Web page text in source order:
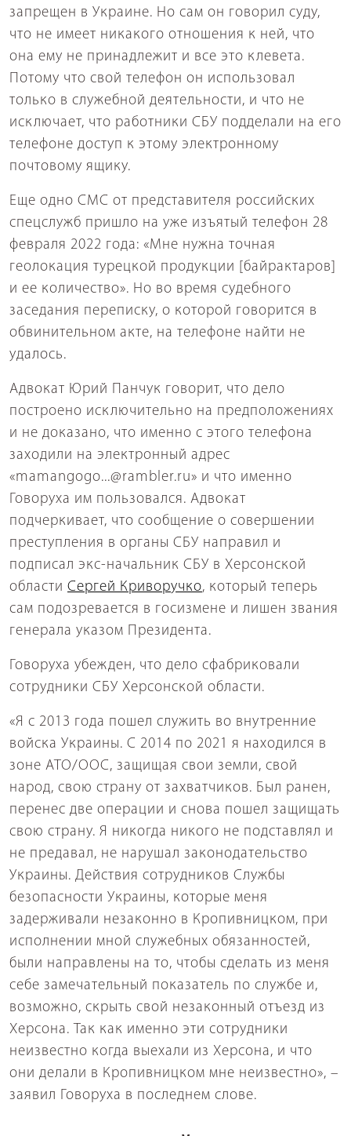
запрещен в Украине. Но сам он говорил суду,
что не имеет никакого отношения к ней, что
она ему не принадлежит и все это клевета.
Потому что свой телефон он использовал
только в служебной деятельности, и что не
исключает, что работники СБУ подделали на его
телефоне доступ к этому электронному
почтовому ящику.
Еще одно СМС от представителя российских
спецслужб пришло на уже изъятый телефон 28
февраля 2022 года: «Мне нужна точная
геолокация турецкой продукции [байрактаров]
и ее количество». Но во время судебного
заседания переписку, о которой говорится в
обвинительном акте, на телефоне найти не
удалось.
Адвокат Юрий Панчук говорит, что дело
построено исключительно на предположениях
и не доказано, что именно с этого телефона
заходили на электронный адрес
«mamangogo...@rambler.ru» и что именно
Говоруха им пользовался. Адвокат
подчеркивает, что сообщение о совершении
преступления в органы СБУ направил и
подписал экс-начальник СБУ в Херсонской
области Сергей Криворучко, который теперь
сам подозревается в госизмене и лишен звания
генерала указом Президента.
Говоруха убежден, что дело сфабриковали
сотрудники СБУ Херсонской области.
«Я с 2013 года пошел служить во внутренние
войска Украины. С 2014 по 2021 я находился в
зоне АТО/ООС, защищая свои земли, свой
народ, свою страну от захватчиков. Был ранен,
перенес две операции и снова пошел защищать
свою страну. Я никогда никого не подставлял и
не предавал, не нарушал законодательство
Украины. Действия сотрудников Службы
безопасности Украины, которые меня
задерживали незаконно в Кропивницком, при
исполнении мной служебных обязанностей,
были направлены на то, чтобы сделать из меня
себе замечательный показатель по службе и,
возможно, скрыть свой незаконный отъезд из
Херсона. Так как именно эти сотрудники
неизвестно когда выехали из Херсона, и что
они делали в Кропивницком мне неизвестно», –
заявил Говоруха в последнем слове.